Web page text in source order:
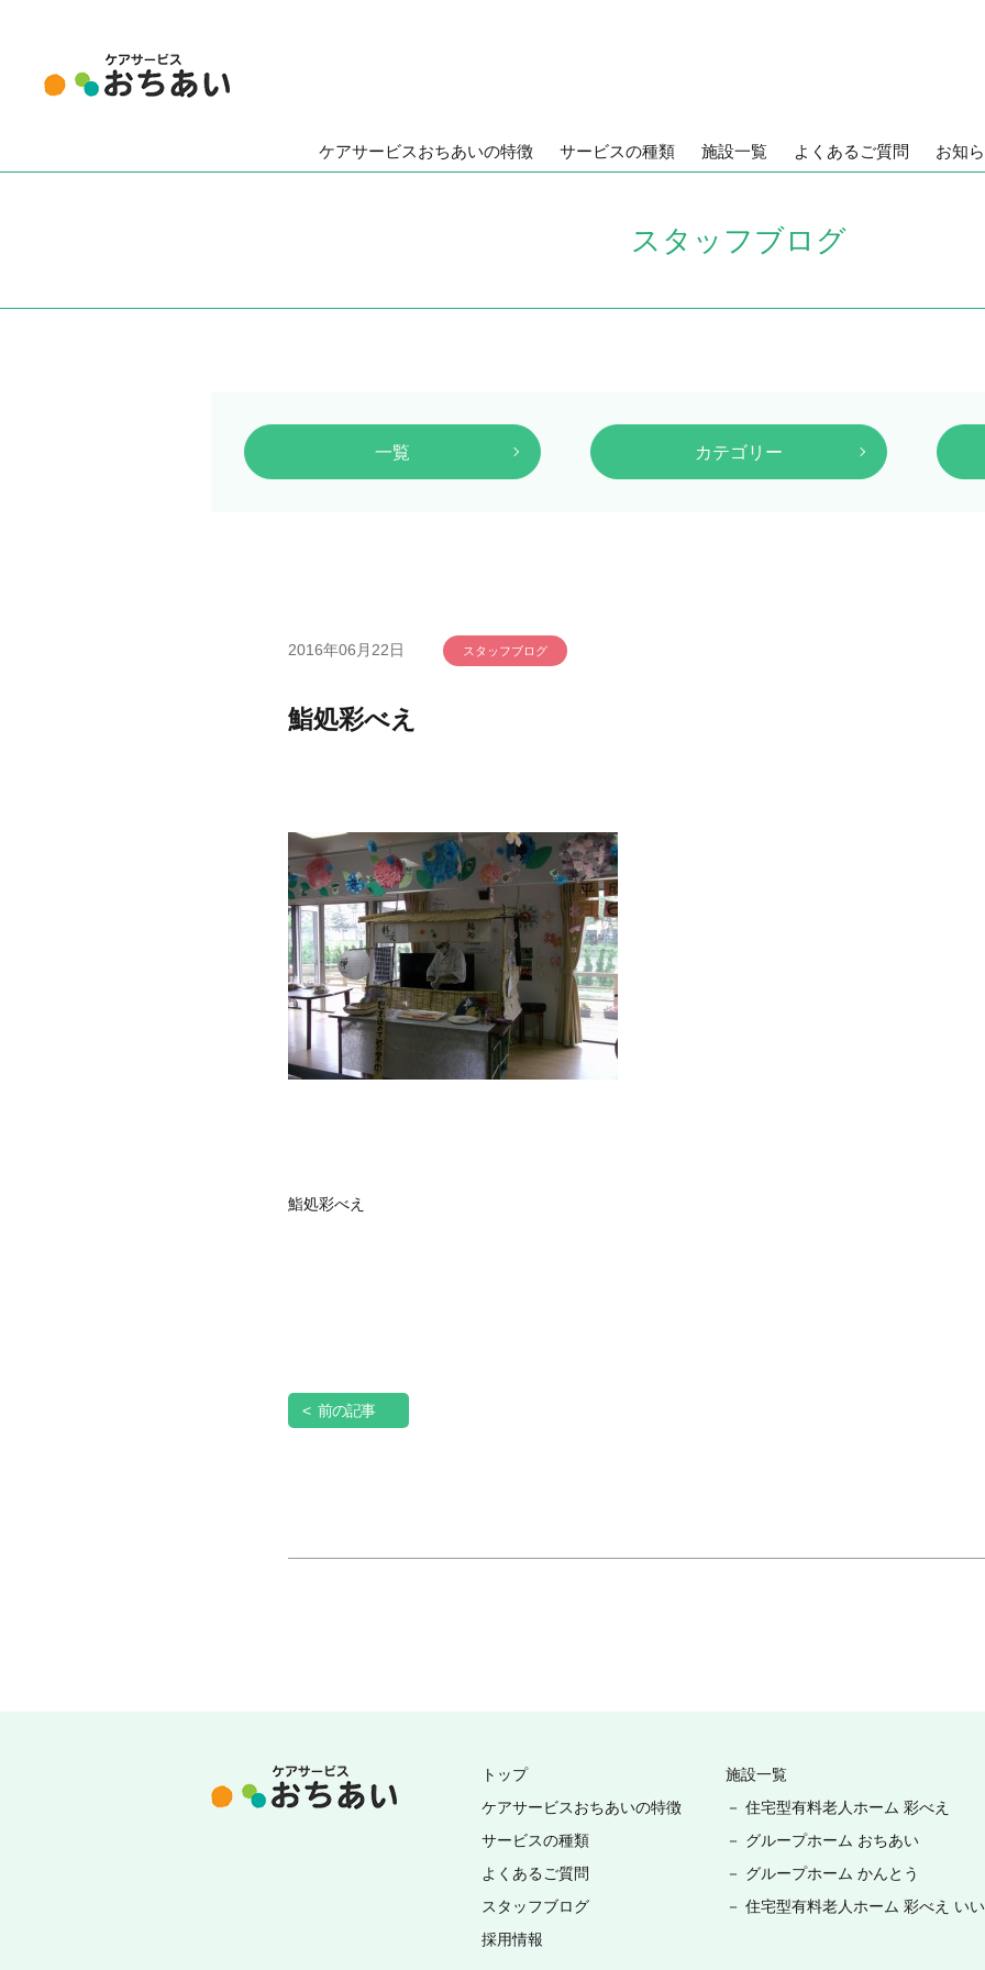
ケアサービスおちあいの特徴 サービスの種類 施設一覧 よくあるご質問 お知
スタッフブログ
一覧 カテゴリー
2016年06月22日 スタッフブログ
鮨処彩べえ
鮨処彩べえ
< 前の記事
トップ
ケアサービスおちあいの特徴
サービスの種類
よくあるご質問
スタッフブログ
採用情報
施設一覧
－ 住宅型有料老人ホーム 彩べえ
－ グループホーム おちあい
－ グループホーム かんとう
－ 住宅型有料老人ホーム 彩べえ い